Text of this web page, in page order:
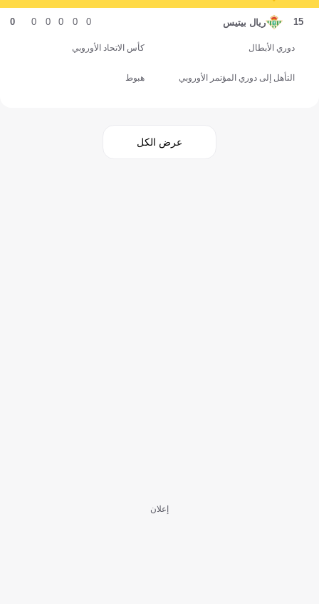
15 ريال بيتيس 0
0
0
0
0
0
دوري الأبطال كأس الاتحاد الأوروبي
التأهل إلى دوري المؤتمر الأوروبي هبوط
عرض الكل
إعلان